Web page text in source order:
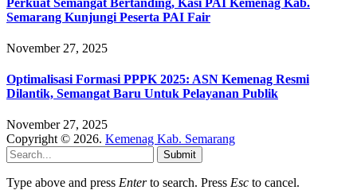
Semarang Kunjungi Peserta PAI Fair
November 27, 2025
Optimalisasi Formasi PPPK 2025: ASN Kemenag Resmi
Dilantik, Semangat Baru Untuk Pelayanan Publik
November 27, 2025
Copyright © 2026. Kemenag Kab. Semarang
Submit
Type above and press Enterto search. Press Esc to cancel.